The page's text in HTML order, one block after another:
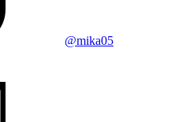
@mika05